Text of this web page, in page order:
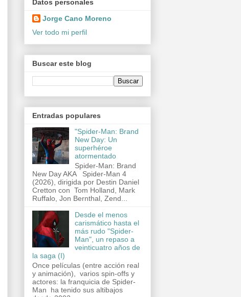
Datos personales
Jorge Cano Moreno
Ver todo mi perfil
Buscar este blog
Entradas populares
"Spider-Man: Brand
New Day: Un
superhéroe
atormentado
Spider-Man: Brand
New Day AKA Spider-Man 4
(2026), dirigida por Destin Daniel
Cretton con Tom Holland, Mark
Ruffalo, Jon Bernthal, Zend...
Desde el menos
carismático hasta el
más rudo "Spider-
Man", un repaso a
veinticuatro años de
la saga (I)
Once películas (entre acción real
y animación), varios spin-offs y
actores: la franquicia de Spider-
Man ha tenido sus altibajos